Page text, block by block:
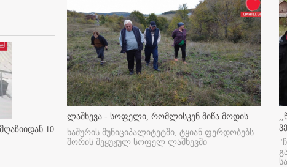
10
ლაშხევა - სოფელი, რომლისკენ მიწა მოდის
ხაშურის მუნიციპალიტეტში, ტყიან ფერდობებს
შორის შეყუჟულ სოფელ ლაშხევში